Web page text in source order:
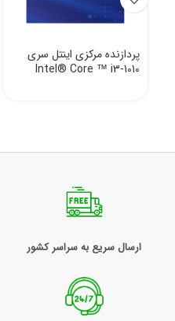
پردازنده مرکزی اینتل سری
Intel® Core ™ i3-1010
ارسال سریع به سراسر کشور